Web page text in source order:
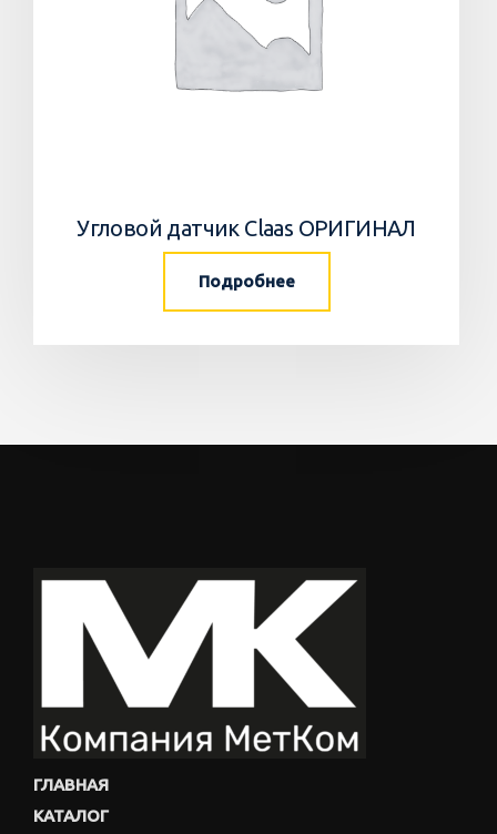
Угловой датчик Claas ОРИГИНАЛ
Подробнее
ГЛАВНАЯ
КАТАЛОГ